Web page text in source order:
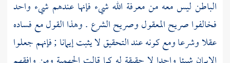
الباطن ليس معه من معرفة الله شيء فإنها عندهم شيء واحد
فخالفوا صريح المعقول وصريح الشرع . وهذا القول مع فساده
عقلا وشرعا ومع كونه عند التحقيق لا يثبت إيمانا ; فإنهم جعلوا